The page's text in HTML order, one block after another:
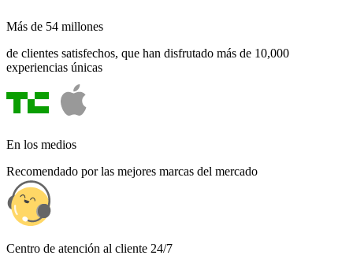
Más de 54 millones
de clientes satisfechos, que han disfrutado más de 10,000
experiencias únicas
En los medios
Recomendado por las mejores marcas del mercado
Centro de atención al cliente 24/7